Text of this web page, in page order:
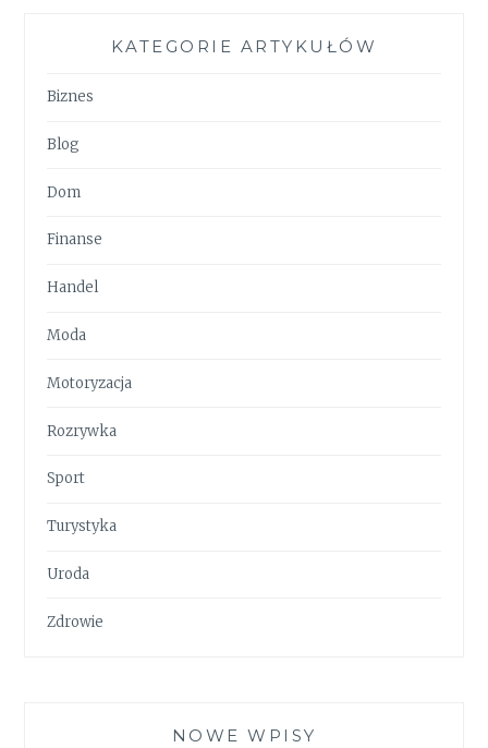
KATEGORIE ARTYKUŁÓW
Biznes
Blog
Dom
Finanse
Handel
Moda
Motoryzacja
Rozrywka
Sport
Turystyka
Uroda
Zdrowie
NOWE WPISY